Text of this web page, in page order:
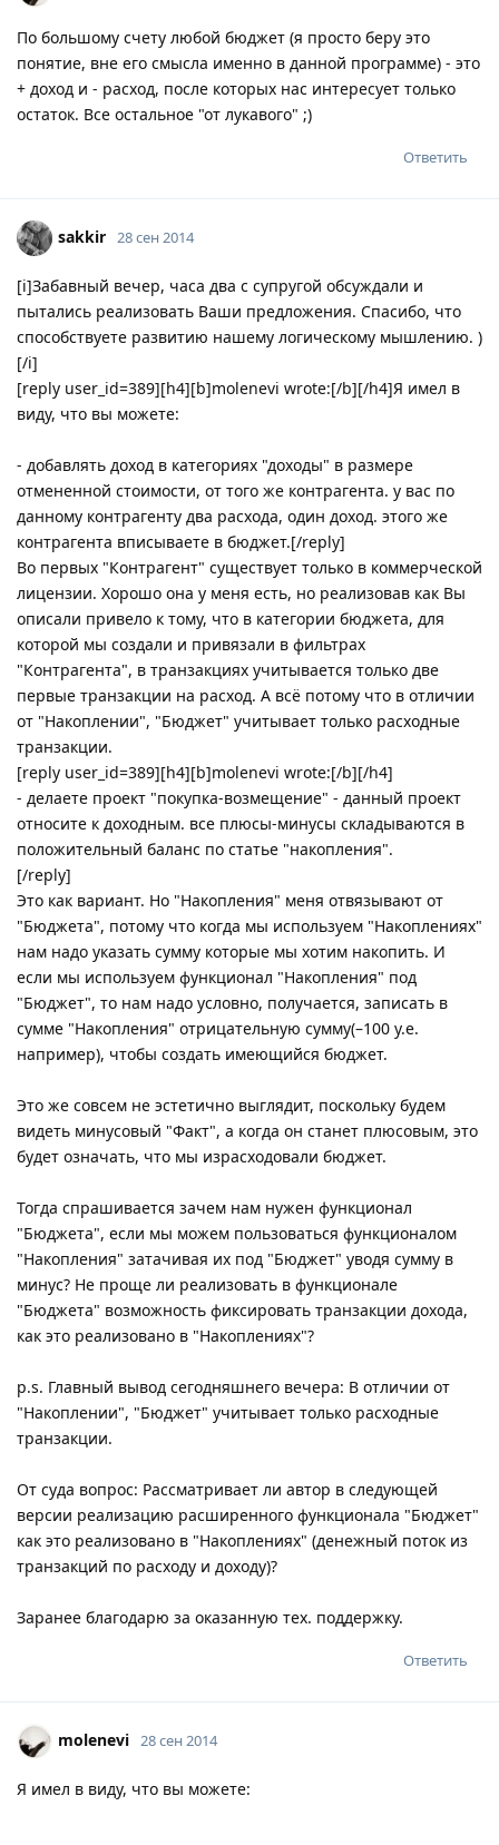
По большому счету любой бюджет (я просто беру это
понятие, вне его смысла именно в данной программе) - это
+ доход и - расход, после которых нас интересует только
остаток. Все остальное "от лукавого" ;)
Ответить
sakkir 28 сен 2014
[i]Забавный вечер, часа два с супругой обсуждали и
пытались реализовать Ваши предложения. Спасибо, что
способствуете развитию нашему логическому мышлению. )
[/i]
[reply user_id=389][h4][b]molenevi wrote:[/b][/h4]Я имел в
виду, что вы можете:
- добавлять доход в категориях "доходы" в размере
отмененной стоимости, от того же контрагента. у вас по
данному контрагенту два расхода, один доход. этого же
контрагента вписываете в бюджет.[/reply]
Во первых "Контрагент" существует только в коммерческой
лицензии. Хорошо она у меня есть, но реализовав как Вы
описали привело к тому, что в категории бюджета, для
которой мы создали и привязали в фильтрах
"Контрагента", в транзакциях учитывается только две
первые транзакции на расход. А всё потому что в отличии
от "Накоплении", "Бюджет" учитывает только расходные
транзакции.
[reply user_id=389][h4][b]molenevi wrote:[/b][/h4]
- делаете проект "покупка-возмещение" - данный проект
относите к доходным. все плюсы-минусы складываются в
положительный баланс по статье "накопления".
[/reply]
Это как вариант. Но "Накопления" меня отвязывают от
"Бюджета", потому что когда мы используем "Накоплениях"
нам надо указать сумму которые мы хотим накопить. И
если мы используем функционал "Накопления" под
"Бюджет", то нам надо условно, получается, записать в
сумме "Накопления" отрицательную сумму(–100 у.е.
например), чтобы создать имеющийся бюджет.
Это же совсем не эстетично выглядит, поскольку будем
видеть минусовый "Факт", а когда он станет плюсовым, это
будет означать, что мы израсходовали бюджет.
Тогда спрашивается зачем нам нужен функционал
"Бюджета", если мы можем пользоваться функционалом
"Накопления" затачивая их под "Бюджет" уводя сумму в
минус? Не проще ли реализовать в функционале
"Бюджета" возможность фиксировать транзакции дохода,
как это реализовано в "Накоплениях"?
p.s. Главный вывод сегодняшнего вечера: В отличии от
"Накоплении", "Бюджет" учитывает только расходные
транзакции.
От суда вопрос: Рассматривает ли автор в следующей
версии реализацию расширенного функционала "Бюджет"
как это реализовано в "Накоплениях" (денежный поток из
транзакций по расходу и доходу)?
Заранее благодарю за оказанную тех. поддержку.
Ответить
molenevi 28 сен 2014
Я имел в виду, что вы можете: